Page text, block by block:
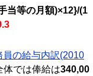
当等の月額)×12}/(1
員の給与内訳(2010
体では俸給は340,00